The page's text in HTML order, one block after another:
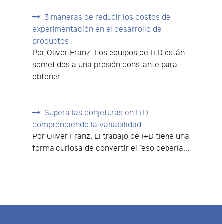
3 maneras de reducir los costos de
experimentación en el desarrollo de
productos
Por Oliver Franz. Los equipos de I+D están
sometidos a una presión constante para
obtener...
Supera las conjeturas en I+D
comprendiendo la variabilidad
Por Oliver Franz. El trabajo de I+D tiene una
forma curiosa de convertir el "eso debería...